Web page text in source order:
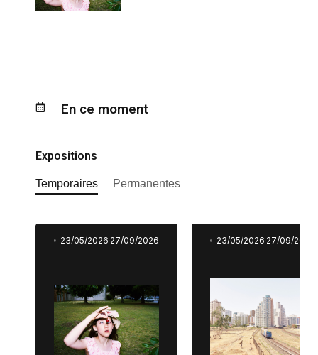
En ce moment
Expositions
Temporaires Permanentes
23/05/2026 27/09/2026 23/05/2026 27/09/2026